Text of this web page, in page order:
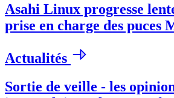
Asahi Linux progresse
prise en charge des puces
Actualités
Sortie de veille - les